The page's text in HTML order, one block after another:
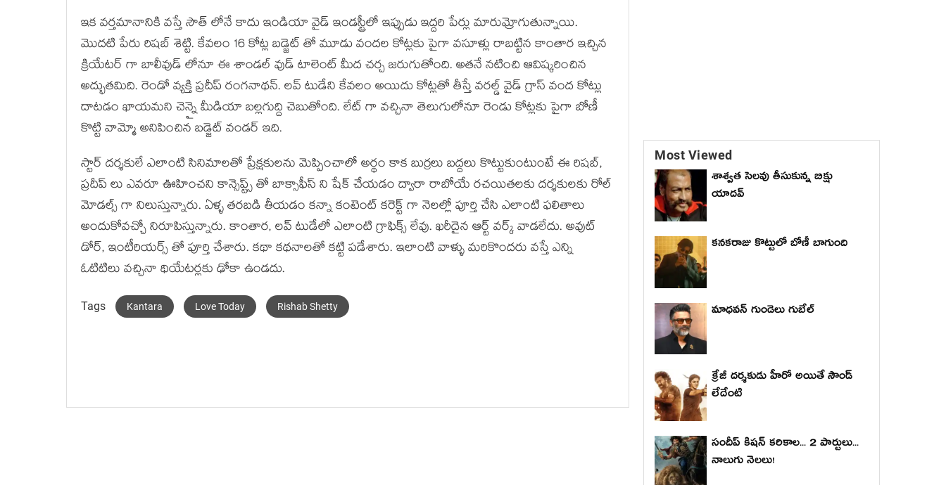
ఇక వర్తమానానికి వస్తే సౌత్ లోనే కాదు ఇండియా వైడ్ ఇండస్ట్రీలో ఇప్పుడు ఇద్దరి పేర్లు మారుమ్రోగుతున్నాయి.
మొదటి పేరు రిషబ్ శెట్టి. కేవలం 16 కోట్ల బడ్జెట్ తో మూడు వందల కోట్లకు పైగా వసూళ్లు రాబట్టిన కాంతార ఇచ్చిన
క్రియేటర్ గా బాలీవుడ్ లోనూ ఈ శాండల్ వుడ్ టాలెంట్ మీద చర్చ జరుగుతోంది. అతనే నటించి ఆవిష్కరించిన
అద్భుతమిది. రెండో వ్యక్తి ప్రదీప్ రంగనాథన్. లవ్ టుడేని కేవలం అయిదు కోట్లతో తీస్తే వరల్డ్ వైడ్ గ్రాస్ వంద కోట్లు
దాటడం ఖాయమని చెన్నై మీడియా బల్లగుద్ది చెబుతోంది. లేట్ గా వచ్చినా తెలుగులోనూ రెండు కోట్లకు పైగా బోణీ
కొట్టి వామ్మో అనిపించిన బడ్జెట్ వండర్ ఇది.
స్టార్ దర్శకులే ఎలాంటి సినిమాలతో ప్రేక్షకులను మెప్పించాలో అర్థం కాక బుర్రలు బద్దలు కొట్టుకుంటుంటే ఈ రిషబ్,
ప్రదీప్ లు ఎవరూ ఊహించని కాన్సెప్ట్స్ తో బాక్సాఫీస్ ని షేక్ చేయడం ద్వారా రాబోయే రచయితలకు దర్శకులకు రోల్
మోడల్స్ గా నిలుస్తున్నారు. ఏళ్ళ తరబడి తీయడం కన్నా కంటెంట్ కరెక్ట్ గా నెలల్లో పూర్తి చేసి ఎలాంటి ఫలితాలు
అందుకోవచ్చో నిరూపిస్తున్నారు. కాంతార, లవ్ టుడేలో ఎలాంటి గ్రాఫిక్స్ లేవు. ఖరీదైన ఆర్ట్ వర్క్ వాడలేదు. అవుట్
డోర్, ఇంటీరియర్స్ తో పూర్తి చేశారు. కథా కథనాలతో కట్టి పడేశారు. ఇలాంటి వాళ్ళు మరికొందరు వస్తే ఎన్ని
ఓటిటిలు వచ్చినా థియేటర్లకు ఢోకా ఉండదు.
Tags Kantara Love Today Rishab Shetty
Most Viewed
శాశ్వత సెలవు తీసుకున్న బిక్షు
యాదవ్
కనకరాజు కొట్టులో బోణీ బాగుంది
మాధ‌వ‌న్ గుండెలు గుబేల్‌
క్రేజీ దర్శకుడు హీరో అయితే సౌండ్
లేదేంటి
సందీప్ కిషన్ కరికాల... 2 పార్టులు...
నాలుగు నెలలు!